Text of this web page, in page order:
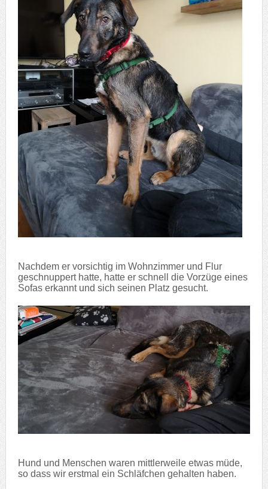
Nachdem er vorsichtig im Wohnzimmer und Flur
geschnuppert hatte, hatte er schnell die Vorzüge eines
Sofas erkannt und sich seinen Platz gesucht.
Hund und Menschen waren mittlerweile etwas müde,
so dass wir erstmal ein Schläfchen gehalten haben.